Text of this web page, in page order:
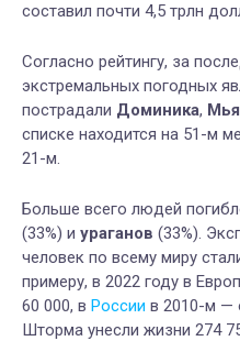
составил почти 4,5 трлн
Согласно рейтингу, за
экстремальных погодных
пострадали Доминика,
списке находится на 51-м
21-м.
Больше всего людей
(33%) и ураганов (33%).
человек по всему миру
примеру, в 2022 году в
60 000, в России в 2010-м —
Шторма унесли жизни 274